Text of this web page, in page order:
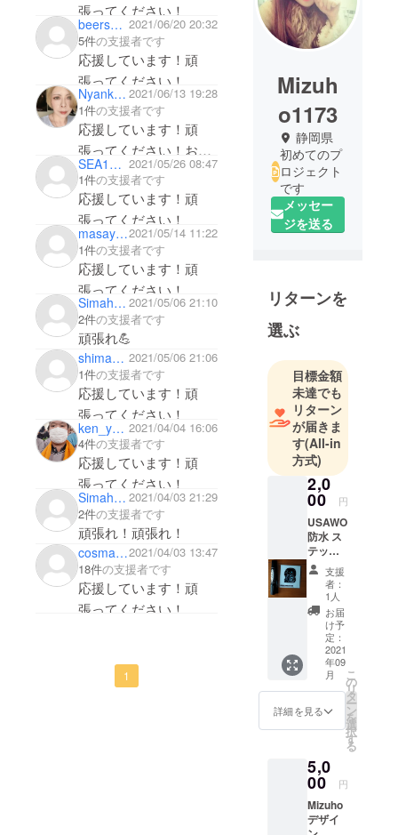
張ってください！
beersamurai 2021/06/20 20:32
5件の支援者です
応援しています！頑
張ってください！
Nyanko0224 2021/06/13 19:28
1件の支援者です
応援しています！頑
張ってください！お会
いできるのを楽しみに
しています。
SEA1967 2021/05/26 08:47
1件の支援者です
応援しています！頑
張ってください！
masaya01212021/05/14 11:22
1件の支援者です
応援しています！頑
張ってください！
Simahide 2021/05/06 21:10
2件の支援者です
頑張れ💪
shimacho_3 2021/05/06 21:06
1件の支援者です
応援しています！頑
張ってください！
ken_yahashi 2021/04/04 16:06
4件の支援者です
応援しています！頑
張ってください！
Simahide 2021/04/03 21:29
2件の支援者です
頑張れ！頑張れ！
cosmamashochan2021/04/03 13:47
18件の支援者です
応援しています！頑
張ってください！
1
Mizuh
o1173
静岡県
初めてのプ
ロジェクト
です
メッセー
ジを送る
リターンを
選ぶ
目標金額
未達でも
リターン
が届きま
す(All-in
方式)
2,0
00 円
USAWO
防水 ス
テッ
カー提
供
※Mizuh
o オリ
ジナル
ポスト
カー
ド、サ
イン付
き ※送
料、保
証料 含
支援
者：
1人
お届
け予
定：
2021
年09
月
詳細を見る
こ
の
リ
タ
ー
ン
を
選
択
す
る
5,0
00 円
Mizuho
デザイ